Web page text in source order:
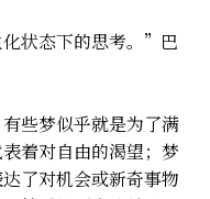
状态下的思考。”巴
些梦似乎就是为了满
着对自由的渴望；梦
了对机会或新奇事物